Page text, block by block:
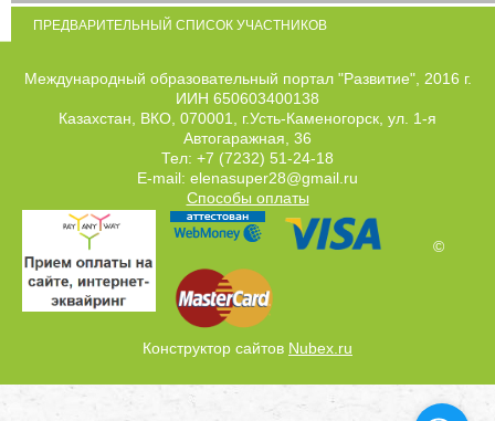
ПРЕДВАРИТЕЛЬНЫЙ СПИСОК УЧАСТНИКОВ
Международный образовательный портал "Развитие", 2016 г.
ИИН 650603400138
Казахстан, ВКО, 070001, г.Усть-Каменогорск, ул. 1-я
Автогаражная, 36
Тел: +7 (7232) 51-24-18
E-mail: elenasuper28@gmail.ru
Способы оплаты
©
Конструктор сайтов Nubex.ru